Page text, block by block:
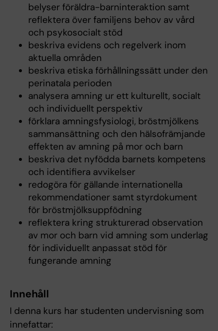
belyser föräldra-barninteraktion samt
reflektera över familjens behov av vård
och psykosocialt stöd
beskriva evidens och regelverk inom
aktuella områden
beskriva etiska förhållningssätt under den
perinatala perioden
analysera amning ur ett kulturellt, socialt
och individuellt perspektiv
förklara amningsfysiologi, bröstmjölkens
sammansättning och den hälsofrämjande
effekten av amning på mor och barn
beskriva det nyfödda barnets kompetens
och identifiera avvikelser
redogöra för gällande internationella
rekommendationer samt styrdokument
för bröstmjölksuppfödning
reflektera kring strukturerad observation
av mor och barn vid amning som underlag
för individuellt anpassat stöd för
fungerande amning
Innehåll
I denna kurs har studenten undervisning som
innefattar: